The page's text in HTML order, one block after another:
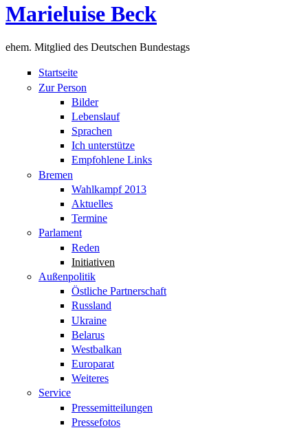
Marieluise Beck
ehem. Mitglied des Deutschen Bundestags
Startseite
Zur Person
Bilder
Lebenslauf
Sprachen
Ich unterstütze
Empfohlene Links
Bremen
Wahlkampf 2013
Aktuelles
Termine
Parlament
Reden
Initiativen
Außenpolitik
Östliche Partnerschaft
Russland
Ukraine
Belarus
Westbalkan
Europarat
Weiteres
Service
Pressemitteilungen
Pressefotos